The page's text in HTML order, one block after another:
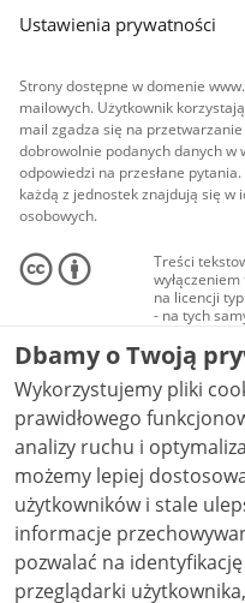
Ustawienia prywatności
Strony dostępne w domenie
mailowych. Użytkownik
mail zgadza się na
dobrowolnie podanych danych w
odpowiedzi na przesłane
każdą z jednostek znajdują się
osobowych.
Treści
na licencji
- na tych
Materiały
audio i
Creative
NC-ND 4.0),
Dbamy o Twoją
Wykorzystujemy pliki
prawidłowego
analizy ruchu i optymalizacji
możemy lepiej
użytkowników i stale ulepszać
informacje
pozwalać na
przeglądarki